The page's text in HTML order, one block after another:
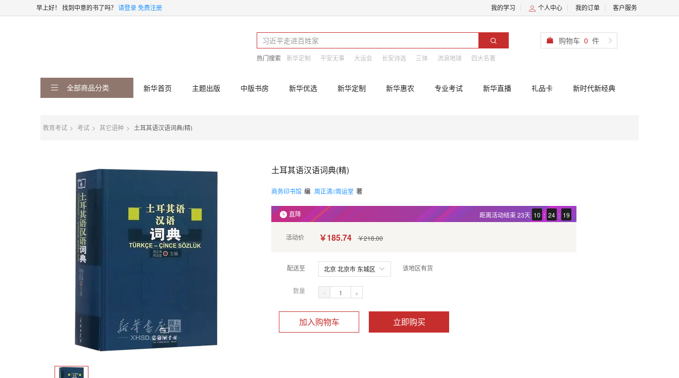
早上好！ 找到中意的书了吗？ 请登录免费注册 我的学习 个人中心 我的订单 客户服务
热门搜索 新华定制 平安无事 大运会 长安诗选 三体 流浪地球 四大名著
购物车 0 件
全部商品分类 新华首页 主题出版 中版书房 新华优选 新华定制 新华惠农 专业考试 新华直播 礼品卡 新时代新经典
教育考试 考试 其它语种 土耳其语汉语词典(精)
土耳其语汉语词典(精)
商务印书馆 编 周正清//周运堂 著
直降 距离活动结束 23天 10 : 24 : 19
活动价 ￥185.74 ￥218.00
配送至 北京 北京市 东城区 该地区有货
数量 - +
加入购物车 立即购买